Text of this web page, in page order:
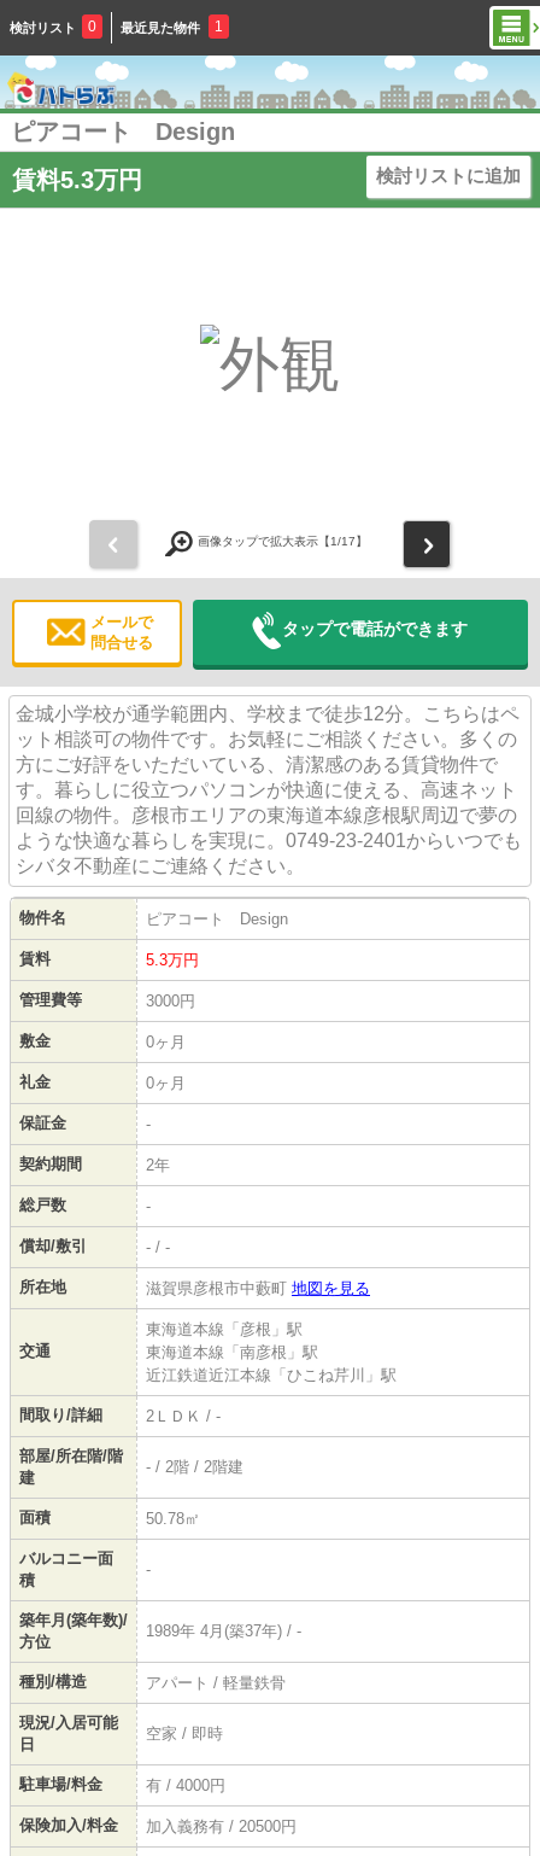
検討リスト 0 最近見た物件 1
ピアコート Design
賃料5.3万円
検討リストに追加
画像タップで拡大表示【1/17】
メールで
問合せる
タップで電話ができます
金城小学校が通学範囲内、学校まで徒歩12分。こちらはペ
ット相談可の物件です。お気軽にご相談ください。多くの
方にご好評をいただいている、清潔感のある賃貸物件で
す。暮らしに役立つパソコンが快適に使える、高速ネット
回線の物件。彦根市エリアの東海道本線彦根駅周辺で夢の
ような快適な暮らしを実現に。0749-23-2401からいつでも
シバタ不動産にご連絡ください。
物件名 ピアコート Design
賃料 5.3万円
管理費等 3000円
敷金 0ヶ月
礼金 0ヶ月
保証金 -
契約期間 2年
総戸数 -
償却/敷引 - / -
所在地 滋賀県彦根市中藪町 地図を見る
交通
東海道本線「彦根」駅
東海道本線「南彦根」駅
近江鉄道近江本線「ひこね芹川」駅
間取り/詳細 2ＬＤＫ / -
部屋/所在階/階
建
- / 2階 / 2階建
面積 50.78㎡
バルコニー面
積
-
築年月(築年数)/
方位
1989年 4月(築37年) / -
種別/構造 アパート / 軽量鉄骨
現況/入居可能
日
空家 / 即時
駐車場/料金 有 / 4000円
保険加入/料金 加入義務有 / 20500円